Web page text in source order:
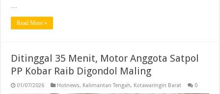
…
Read More »
Ditinggal 35 Menit, Motor Anggota Satpol
PP Kobar Raib Digondol Maling
01/07/2026 Hotnews, Kalimantan Tengah, Kotawaringin Barat 0